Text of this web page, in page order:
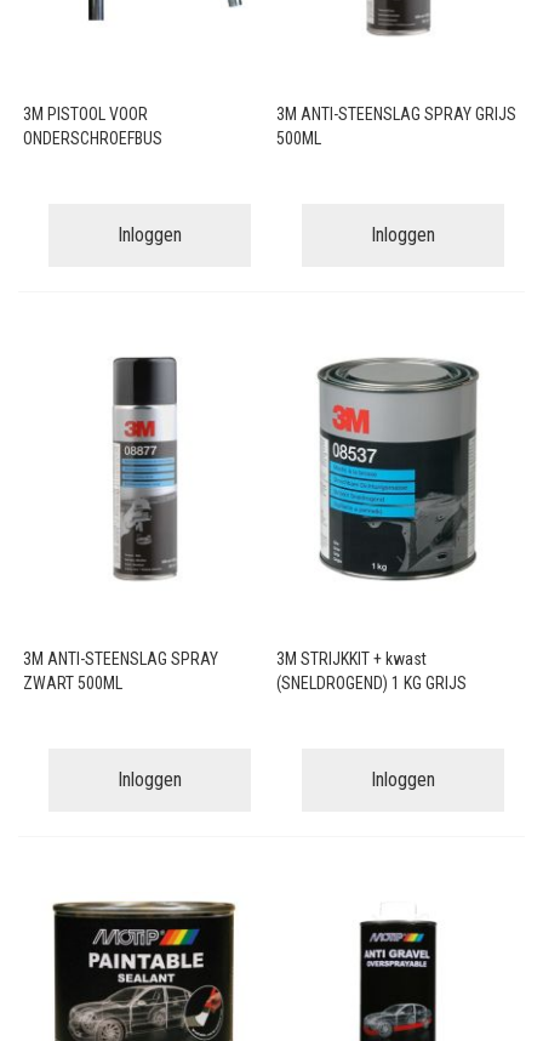
3M PISTOOL VOOR
ONDERSCHROEFBUS
Inloggen
3M ANTI-STEENSLAG SPRAY GRIJS
500ML
Inloggen
3M ANTI-STEENSLAG SPRAY
ZWART 500ML
Inloggen
3M STRIJKKIT + kwast
(SNELDROGEND) 1 KG GRIJS
Inloggen